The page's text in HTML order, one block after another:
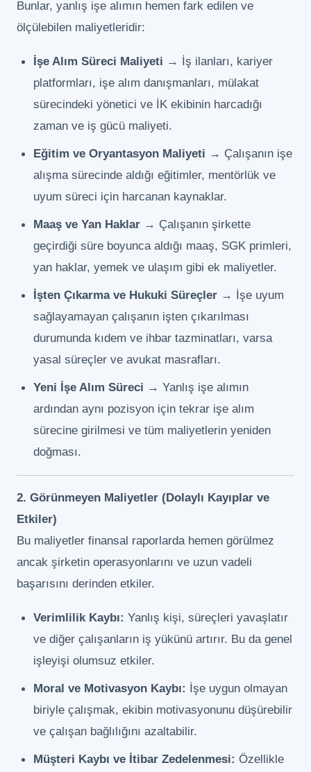
Bunlar, yanlış işe alımın hemen fark edilen ve
ölçülebilen maliyetleridir:
İşe Alım Süreci Maliyeti → İş ilanları, kariyer
platformları, işe alım danışmanları, mülakat
sürecindeki yönetici ve İK ekibinin harcadığı
zaman ve iş gücü maliyeti.
Eğitim ve Oryantasyon Maliyeti → Çalışanın işe
alışma sürecinde aldığı eğitimler, mentörlük ve
uyum süreci için harcanan kaynaklar.
Maaş ve Yan Haklar → Çalışanın şirkette
geçirdiği süre boyunca aldığı maaş, SGK primleri,
yan haklar, yemek ve ulaşım gibi ek maliyetler.
İşten Çıkarma ve Hukuki Süreçler → İşe uyum
sağlayamayan çalışanın işten çıkarılması
durumunda kıdem ve ihbar tazminatları, varsa
yasal süreçler ve avukat masrafları.
Yeni İşe Alım Süreci → Yanlış işe alımın
ardından aynı pozisyon için tekrar işe alım
sürecine girilmesi ve tüm maliyetlerin yeniden
doğması.
2. Görünmeyen Maliyetler (Dolaylı Kayıplar ve
Etkiler)
Bu maliyetler finansal raporlarda hemen görülmez
ancak şirketin operasyonlarını ve uzun vadeli
başarısını derinden etkiler.
Verimlilik Kaybı: Yanlış kişi, süreçleri yavaşlatır
ve diğer çalışanların iş yükünü artırır. Bu da genel
işleyişi olumsuz etkiler.
Moral ve Motivasyon Kaybı: İşe uygun olmayan
biriyle çalışmak, ekibin motivasyonunu düşürebilir
ve çalışan bağlılığını azaltabilir.
Müşteri Kaybı ve İtibar Zedelenmesi: Özellikle